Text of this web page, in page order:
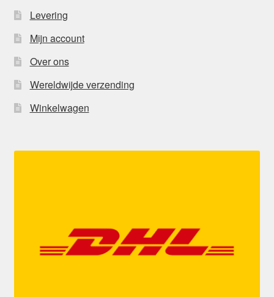
Levering
Mijn account
Over ons
Wereldwijde verzending
Winkelwagen